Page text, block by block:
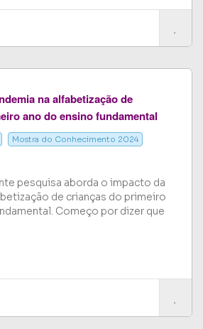
na alfabetização de
ano do ensino fundamental
Mostra do Conhecimento 2024
pesquisa aborda o impacto da
de crianças do primeiro
Começo por dizer que